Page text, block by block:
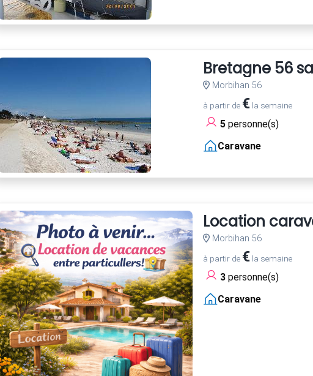
Bretagne 56
Morbihan 56
à partir de €la semaine
5personne(s)
Caravane
Location
Morbihan 56
à partir de €la semaine
3personne(s)
Caravane